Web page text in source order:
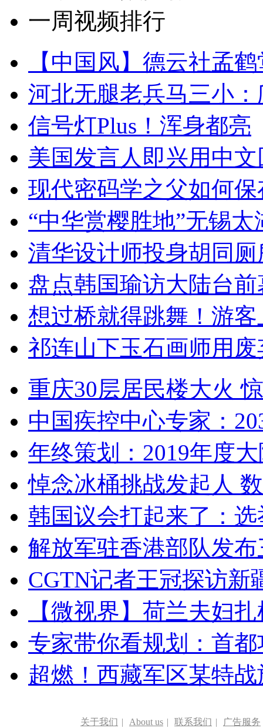
一周视频排行
【中国风】德云社孟
河北无腿老兵马三小
信号灯Plus！浑身都亮
美国发言人即兴用中
现代密码学之父如何
“中华赏樱胜地”无锡
清华设计师投身胡同
盘点韩国瑜访大陆台
想过桥就得跳舞！游客
祁连山下玉石画师用
重庆30层居民楼大火
中国疾控中心专家：
年终策划：2019年度
悼念冰桶挑战发起人
韩国议会打起来了：
解放军驻香港部队发
CGTN记者王冠探访新
【微视界】荷兰夫妇
专家带你看规划：首
超燃！西藏军区某特
关于我们 | About us | 联系我们 | 广告服务